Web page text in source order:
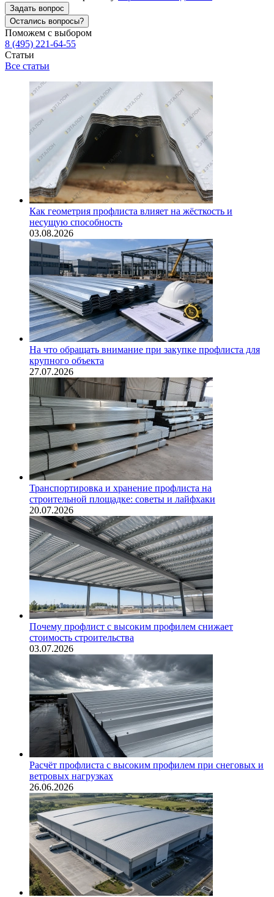
Задать вопрос
Остались вопросы?
Поможем с выбором
8 (495) 221-64-55
Статьи
Все статьи
Как геометрия профлиста влияет на жёсткость и
несущую способность
03.08.2026
На что обращать внимание при закупке профлиста для
крупного объекта
27.07.2026
Транспортировка и хранение профлиста на
строительной площадке: советы и лайфхаки
20.07.2026
Почему профлист с высоким профилем снижает
стоимость строительства
03.07.2026
Расчёт профлиста с высоким профилем при снеговых и
ветровых нагрузках
26.06.2026